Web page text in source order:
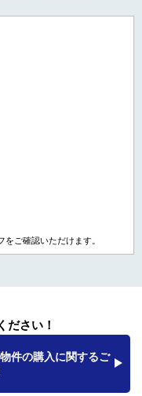
ご確認いただけます。
ださい！
件の購入に関するご